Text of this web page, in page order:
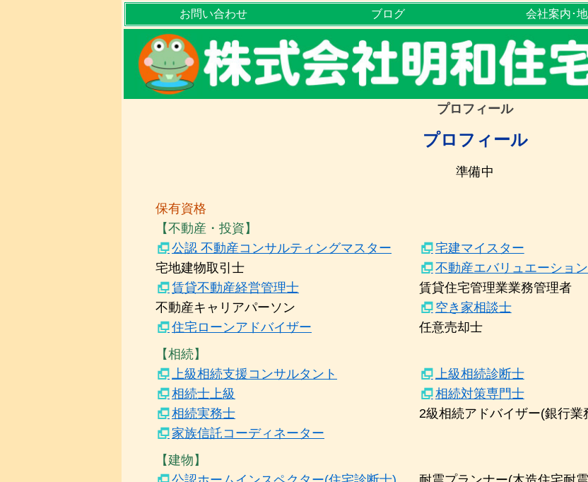
お問い合わせ ブログ 会社案内･
プロフィール
プロフィール
準備中
保有資格
【不動産・投資】
公認 不動産コンサルティングマスター
宅建マイスター
宅地建物取引士
不動産エバリュエーショ
賃貸不動産経営管理士
賃貸住宅管理業業務管理者
不動産キャリアパーソン
空き家相談士
住宅ローンアドバイザー
任意売却士
【相続】
上級相続支援コンサルタント
上級相続診断士
相続士上級
相続対策専門士
相続実務士
2級相続アドバイザー(銀行業
家族信託コーディネーター
【建物】